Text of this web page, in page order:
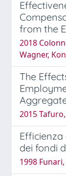
from the
2018
Wagner,
The
2015
dei fondi
1998